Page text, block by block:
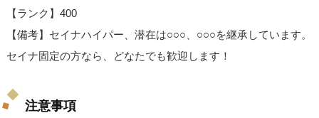
【ランク】400
【備考】セイナハイパー、潜在は○○○、○○○を継承しています。
セイナ固定の方なら、どなたでも歓迎します！
注意事項